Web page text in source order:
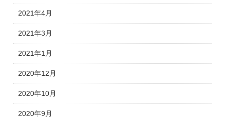
2021年4月
2021年3月
2021年1月
2020年12月
2020年10月
2020年9月